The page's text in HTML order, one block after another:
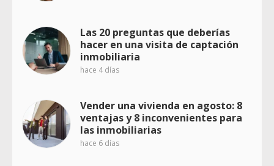
Las 20 preguntas que deberías
hacer en una visita de captación
inmobiliaria
hace 4 días
Vender una vivienda en agosto: 8
ventajas y 8 inconvenientes para
las inmobiliarias
hace 6 días